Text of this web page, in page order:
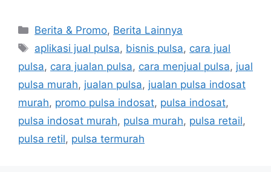
Berita & Promo, Berita Lainnya
aplikasi jual pulsa, bisnis pulsa, cara jual
pulsa, cara jualan pulsa, cara menjual pulsa, jual
pulsa murah, jualan pulsa, jualan pulsa indosat
murah, promo pulsa indosat, pulsa indosat,
pulsa indosat murah, pulsa murah, pulsa retail,
pulsa retil, pulsa termurah